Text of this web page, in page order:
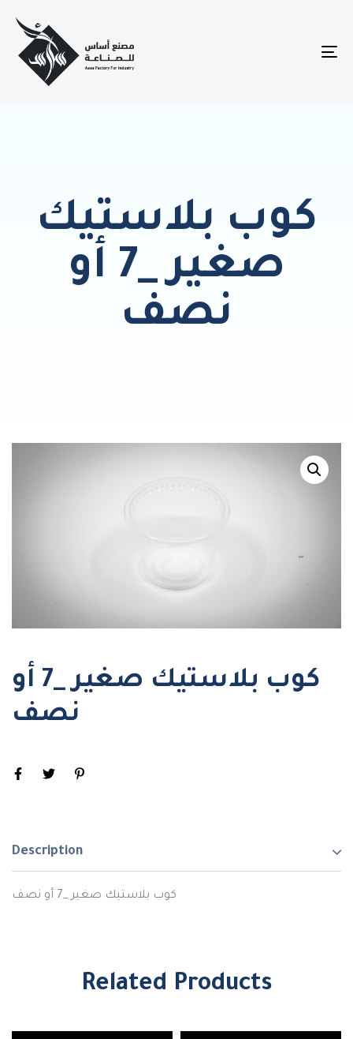
كوب بلاستيك
صغير _7 أو
نصف
كوب بلاستيك صغير _7 أو
نصف
Description
كوب بلاستيك صغير _7 أو نصف
Related Products